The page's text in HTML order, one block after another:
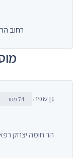
רחוב
גן שפה 74 מטר
הר חומה יצחק